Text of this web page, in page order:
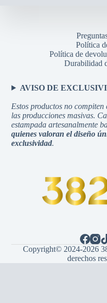
Política
Política de
Durabilidad
AVISO DE
Estos productos no
las producciones masivas.
estampada artesanalmente
quienes valoran el diseño
exclusividad.
Copyright© 2024-2026
derechos